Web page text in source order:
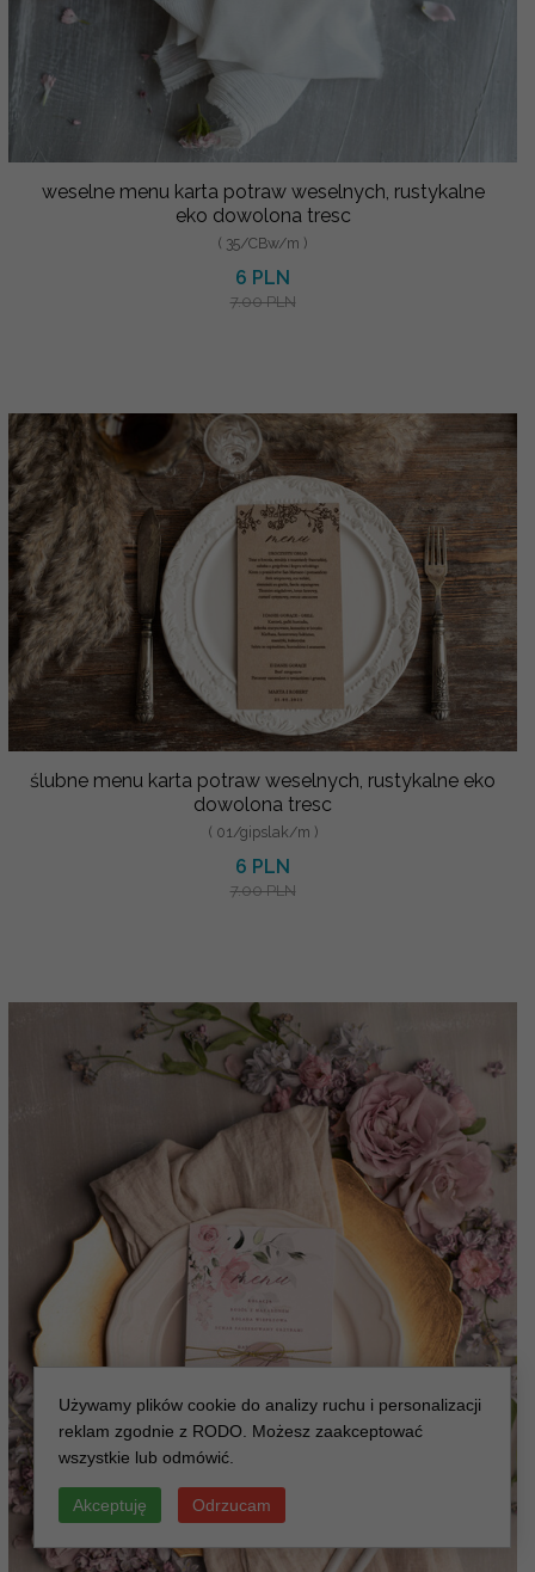
weselne menu karta potraw weselnych, rustykalne
eko dowolona tresc
( 35/CBw/m )
6 PLN
7.00 PLN
ślubne menu karta potraw weselnych, rustykalne eko
dowolona tresc
( 01/gipslak/m )
6 PLN
7.00 PLN
Używamy plików cookie do analizy ruchu i personalizacji
reklam zgodnie z RODO. Możesz zaakceptować
wszystkie lub odmówić.
Akceptuję Odrzucam